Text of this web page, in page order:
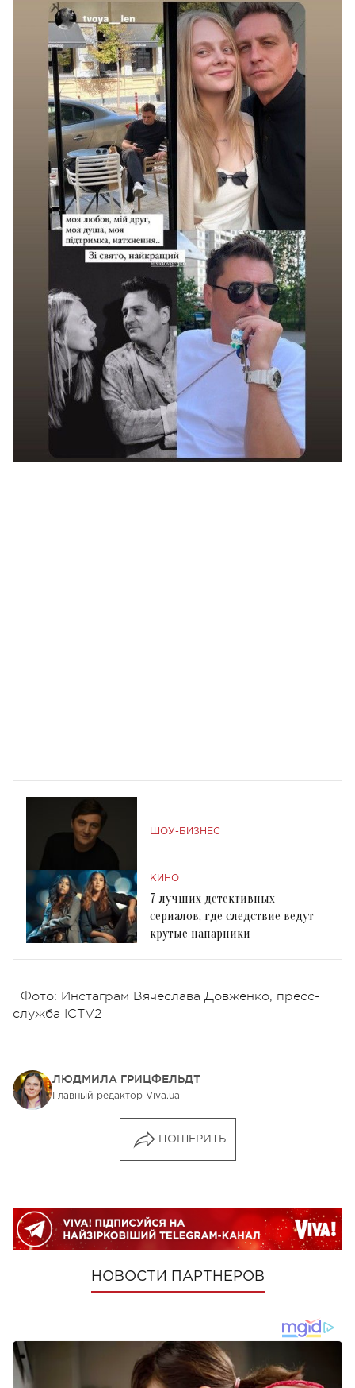
ШОУ-БИЗНЕС
КИНО
7 лучших детективных
сериалов, где следствие ведут
крутые напарники
Фото: Инстаграм Вячеслава Довженко, пресс-
служба ICTV2
ЛЮДМИЛА ГРИЦФЕЛЬДТ
Главный редактор Viva.ua
ПОШЕРИТЬ
НОВОСТИ ПАРТНЕРОВ